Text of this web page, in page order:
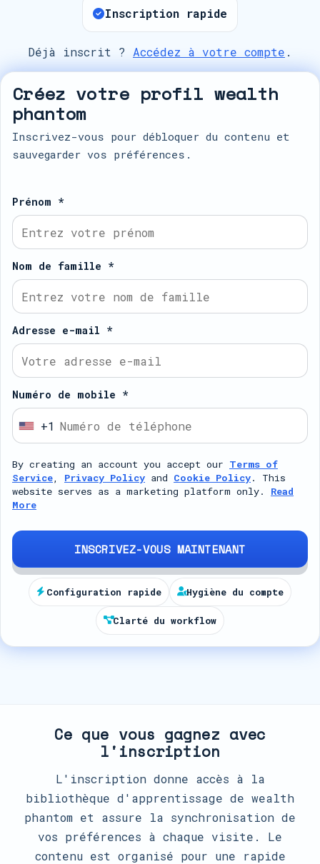
Inscription rapide
Déjà inscrit ? Accédez à votre compte .
Créez votre profil wealth
phantom
Inscrivez-vous pour débloquer du contenu et
sauvegarder vos préférences.
Prénom *
Nom de famille *
Adresse e-mail *
Numéro de mobile *
U
i
t
e
d
t
a
s
+1
By creating an account you accept our Terms of
Service, Privacy Policy and Cookie Policy. This
website serves as a marketing platform only. Read
More
INSCRIVEZ-VOUS MAINTENANT
Configuration rapide Hygiène du compte
Clarté du workflow
Ce que vous gagnez avec
l'inscription
L'inscription donne accès à la
bibliothèque d'apprentissage de wealth
phantom et assure la synchronisation de
vos préférences à chaque visite. Le
contenu est organisé pour une rapide